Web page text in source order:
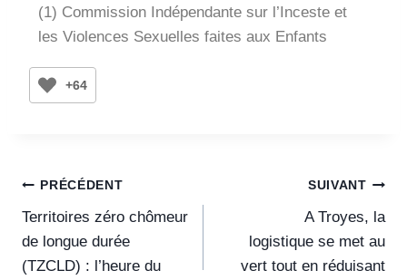
(1) Commission Indépendante sur l’Inceste et
les Violences Sexuelles faites aux Enfants
+64
PRÉCÉDENT
Territoires zéro chômeur
de longue durée
(TZCLD) : l’heure du
SUIVANT
A Troyes, la
logistique se met au
vert tout en réduisant